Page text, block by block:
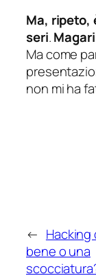
Ma, ripeto,
seri.
Ma come
non mi ha
← Hacking
bene o una